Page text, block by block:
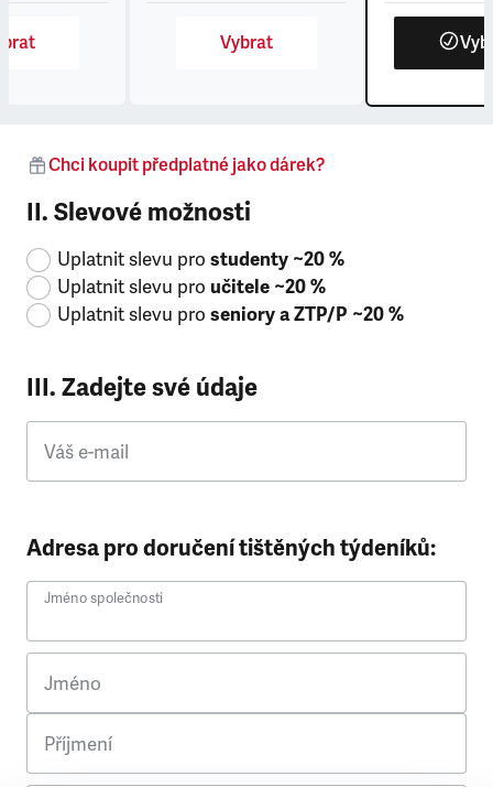
Vybrat
Chci koupit předplatné jako dárek?
II. Slevové možnosti
Uplatnit slevu pro studenty ~20 %
Uplatnit slevu pro učitele ~20 %
Uplatnit slevu pro seniory a ZTP/P ~20 %
III. Zadejte své údaje
Váš e-mail
Adresa pro doručení tištěných týdeníků:
Jméno společnosti
Jméno
Příjmení